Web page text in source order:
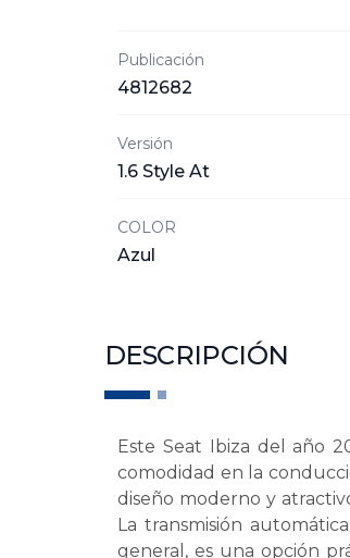
Publicación
4812682
Versión
1.6 Style At
COLOR
Azul
DESCRIPCIÓN
Este Seat Ibiza del año
comodidad en la
diseño moderno y
La transmisión
general, es una opción